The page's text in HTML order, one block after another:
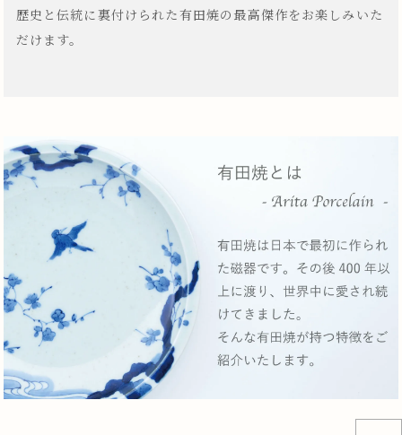
歴史と伝統に裏付けられた有田焼の最高傑作をお楽しみいた
だけます。